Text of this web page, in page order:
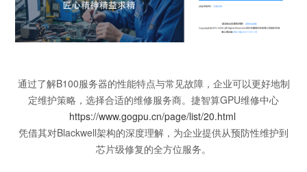
通过了解B100服务器的性能特点与常见故障，企业可以更好地制
定维护策略，选择合适的维修服务商。捷智算GPU维修中心
https://www.gogpu.cn/page/list/20.html
凭借其对Blackwell架构的深度理解，为企业提供从预防性维护到
芯片级修复的全方位服务。